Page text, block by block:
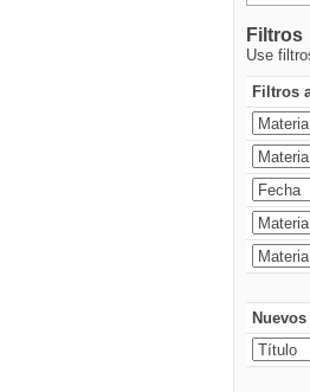
Filtros
Use
Filtros